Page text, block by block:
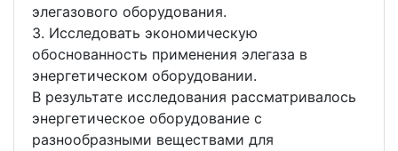
элегазового оборудования.
3. Исследовать экономическую
обоснованность применения элегаза в
энергетическом оборудовании.
В результате исследования рассматривалось
энергетическое оборудование с
разнообразными веществами для